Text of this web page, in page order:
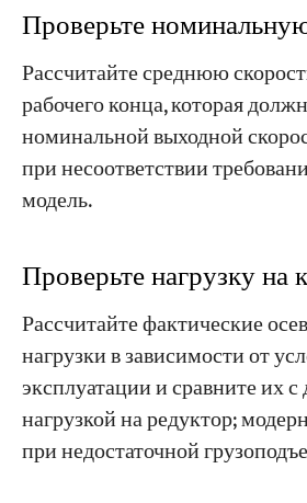
Проверьте
Рассчитайте среднюю
рабочего конца, которая
номинальной выходной
при несоответствии
модель.
Проверьте нагрузку на
Рассчитайте фактические
нагрузки в зависимости от
эксплуатации и сравните их
нагрузкой на редуктор;
при недостаточной